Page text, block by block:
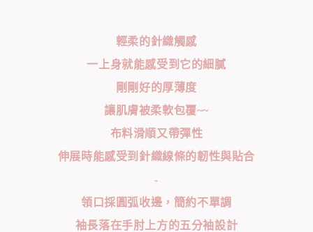
輕柔的針織觸感
一上身就能感受到它的細膩
剛剛好的厚薄度
讓肌膚被柔軟包覆~~
布料滑順又帶彈性
伸展時能感受到針織線條的韌性與貼合
-
領口採圓弧收邊，簡約不單調
袖長落在手肘上方的五分袖設計